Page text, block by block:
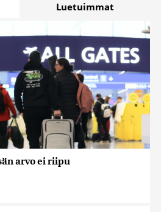
Luetuimmat
arvo ei riipu